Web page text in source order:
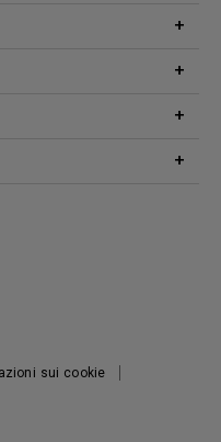
sui cookie